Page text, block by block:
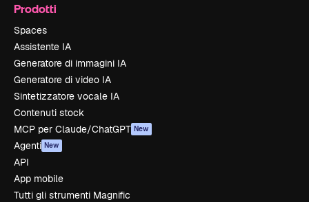
Prodotti
Spaces
Assistente IA
Generatore di immagini IA
Generatore di video IA
Sintetizzatore vocale IA
Contenuti stock
MCP per Claude/ChatGPT New
Agenti New
API
App mobile
Tutti gli strumenti Magnific